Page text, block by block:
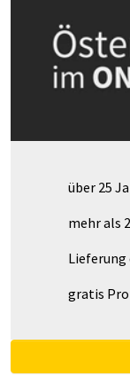
über 25
mehr als
gratis